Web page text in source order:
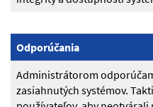
Odporúčania
Administrátorom
zasiahnutých systémov.